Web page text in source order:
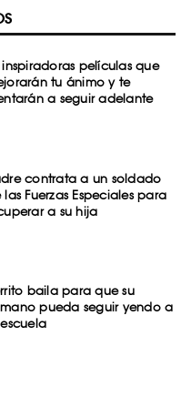
inspiradoras películas que
tu ánimo y te
a seguir adelante
contrata a un soldado
las Fuerzas Especiales para
a su hija
baila para que su
pueda seguir yendo a